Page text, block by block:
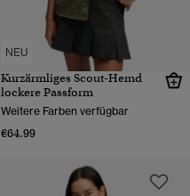
NEU
Kurzärmliges Scout-Hemd
lockere Passform
Weitere Farben verfügbar
€64.99